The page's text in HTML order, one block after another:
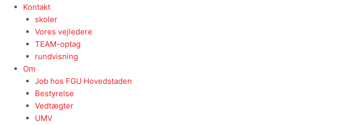
Kontakt
skoler
Vores vejledere
TEAM-optag
rundvisning
Om
Job hos FGU Hovedstaden
Bestyrelse
Vedtægter
UMV